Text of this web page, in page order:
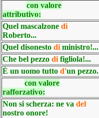
con valore
attributivo:
Quel mascalzone di
Roberto...
Quel disonesto di ministro!...
Che bel pezzo di figliola!...
È un uomo tutto d'un pezzo.
con valore
rafforzativo:
Non si scherza: ne va del
nostro onore!